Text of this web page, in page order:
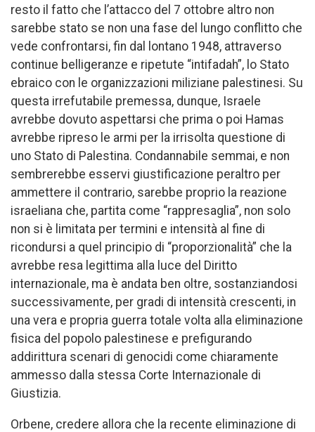
resto il fatto che l’attacco del 7 ottobre altro non
sarebbe stato se non una fase del lungo conflitto che
vede confrontarsi, fin dal lontano 1948, attraverso
continue belligeranze e ripetute “intifadah”, lo Stato
ebraico con le organizzazioni miliziane palestinesi. Su
questa irrefutabile premessa, dunque, Israele
avrebbe dovuto aspettarsi che prima o poi Hamas
avrebbe ripreso le armi per la irrisolta questione di
uno Stato di Palestina. Condannabile semmai, e non
sembrerebbe esservi giustificazione peraltro per
ammettere il contrario, sarebbe proprio la reazione
israeliana che, partita come “rappresaglia”, non solo
non si è limitata per termini e intensità al fine di
ricondursi a quel principio di “proporzionalità” che la
avrebbe resa legittima alla luce del Diritto
internazionale, ma è andata ben oltre, sostanziandosi
successivamente, per gradi di intensità crescenti, in
una vera e propria guerra totale volta alla eliminazione
fisica del popolo palestinese e prefigurando
addirittura scenari di genocidi come chiaramente
ammesso dalla stessa Corte Internazionale di
Giustizia.
Orbene, credere allora che la recente eliminazione di